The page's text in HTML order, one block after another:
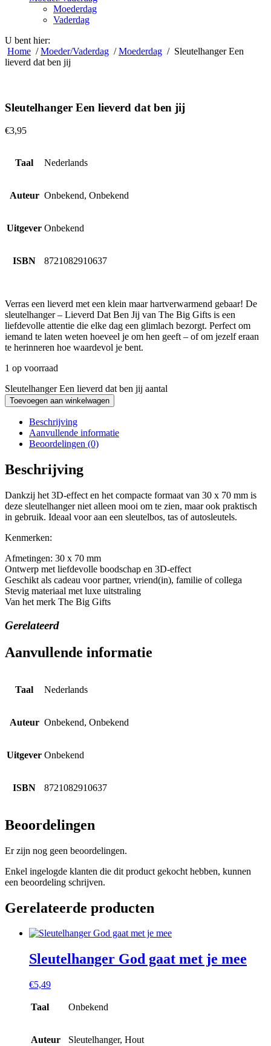
Moederdag
Vaderdag
U bent hier:
Home /Moeder/Vaderdag /Moederdag / Sleutelhanger Een
lieverd dat ben jij
Sleutelhanger Een lieverd dat ben jij
€3,95
Taal Nederlands
Auteur Onbekend, Onbekend
Uitgever Onbekend
ISBN 8721082910637
Verras een lieverd met een klein maar hartverwarmend gebaar! De
sleutelhanger – Lieverd Dat Ben Jij van The Big Gifts is een
liefdevolle attentie die elke dag een glimlach bezorgt. Perfect om
iemand te laten weten hoeveel je om hen geeft – of om jezelf eraan
te herinneren hoe waardevol je bent.
1 op voorraad
Sleutelhanger Een lieverd dat ben jij aantal
Toevoegen aan winkelwagen
Beschrijving
Aanvullende informatie
Beoordelingen (0)
Beschrijving
Dankzij het 3D-effect en het compacte formaat van 30 x 70 mm is
deze sleutelhanger niet alleen mooi om te zien, maar ook praktisch
in gebruik. Ideaal voor aan een sleutelbos, tas of autosleutels.
Kenmerken:
Afmetingen: 30 x 70 mm
Ontwerp met liefdevolle boodschap en 3D-effect
Geschikt als cadeau voor partner, vriend(in), familie of collega
Stevig materiaal met luxe uitstraling
Van het merk The Big Gifts
Gerelateerd
Aanvullende informatie
Taal Nederlands
Auteur Onbekend, Onbekend
Uitgever Onbekend
ISBN 8721082910637
Beoordelingen
Er zijn nog geen beoordelingen.
Enkel ingelogde klanten die dit product gekocht hebben, kunnen
een beoordeling schrijven.
Gerelateerde producten
Sleutelhanger God gaat met je mee
€5,49
Taal Onbekend
Auteur Sleutelhanger, Hout